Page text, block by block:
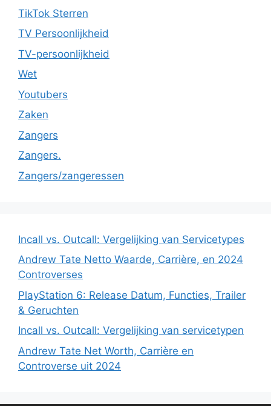
TikTok Sterren
TV Persoonlijkheid
TV-persoonlijkheid
Wet
Youtubers
Zaken
Zangers
Zangers.
Zangers/zangeressen
Incall vs. Outcall: Vergelijking van Servicetypes
Andrew Tate Netto Waarde, Carrière, en 2024
Controverses
PlayStation 6: Release Datum, Functies, Trailer
& Geruchten
Incall vs. Outcall: Vergelijking van servicetypen
Andrew Tate Net Worth, Carrière en
Controverse uit 2024